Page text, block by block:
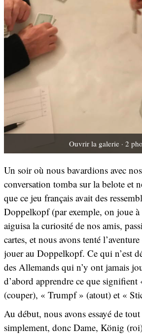
Ouvrir la galerie · 2
Un soir où nous bavardions avec
conversation tomba sur la belote et
que ce jeu français avait des
Doppelkopf (par exemple, on joue
aiguisa la curiosité de nos amis,
cartes, et nous avons tenté
jouer au Doppelkopf. Ce qui n’est
des Allemands qui n’y ont jamais
d’abord apprendre ce que signifient
(couper), « Trumpf » (atout) et «
Au début, nous avons essayé de
simplement, donc Dame, König